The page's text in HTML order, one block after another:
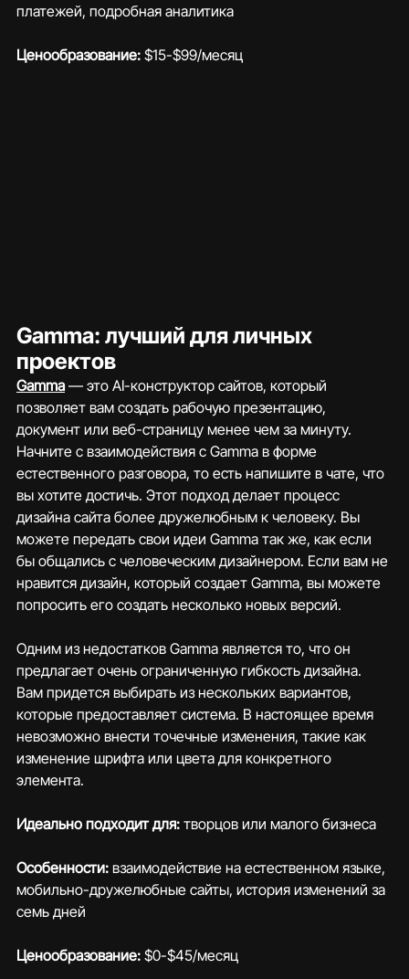
платежей, подробная аналитика
Ценообразование: $15-$99/месяц
Gamma: лучший для личных
проектов
Gamma — это AI-конструктор сайтов, который
позволяет вам создать рабочую презентацию,
документ или веб-страницу менее чем за минуту.
Начните с взаимодействия с Gamma в форме
естественного разговора, то есть напишите в чате, что
вы хотите достичь. Этот подход делает процесс
дизайна сайта более дружелюбным к человеку. Вы
можете передать свои идеи Gamma так же, как если
бы общались с человеческим дизайнером. Если вам не
нравится дизайн, который создает Gamma, вы можете
попросить его создать несколько новых версий.
Одним из недостатков Gamma является то, что он
предлагает очень ограниченную гибкость дизайна.
Вам придется выбирать из нескольких вариантов,
которые предоставляет система. В настоящее время
невозможно внести точечные изменения, такие как
изменение шрифта или цвета для конкретного
элемента.
Идеально подходит для: творцов или малого бизнеса
Особенности: взаимодействие на естественном языке,
мобильно-дружелюбные сайты, история изменений за
семь дней
Ценообразование: $0-$45/месяц